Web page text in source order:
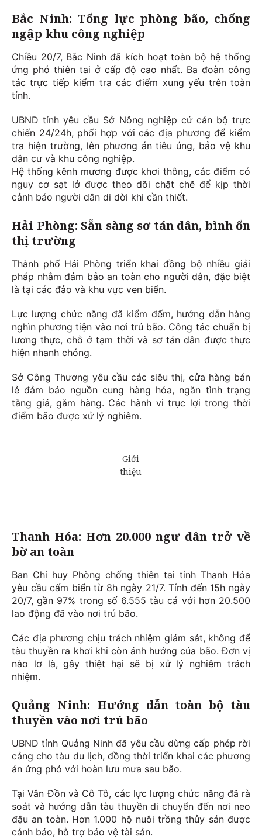
Bắc Ninh: Tổng lực phòng bão, chống
ngập khu công nghiệp
Chiều 20/7, Bắc Ninh đã kích hoạt toàn bộ hệ thống
ứng phó thiên tai ở cấp độ cao nhất. Ba đoàn công
tác trực tiếp kiểm tra các điểm xung yếu trên toàn
tỉnh.
UBND tỉnh yêu cầu Sở Nông nghiệp cử cán bộ trực
chiến 24/24h, phối hợp với các địa phương để kiểm
tra hiện trường, lên phương án tiêu úng, bảo vệ khu
dân cư và khu công nghiệp.
Hệ thống kênh mương được khơi thông, các điểm có
nguy cơ sạt lở được theo dõi chặt chẽ để kịp thời
cảnh báo người dân di dời khi cần thiết.
Hải Phòng: Sẵn sàng sơ tán dân, bình ổn
thị trường
Thành phố Hải Phòng triển khai đồng bộ nhiều giải
pháp nhằm đảm bảo an toàn cho người dân, đặc biệt
là tại các đảo và khu vực ven biển.
Lực lượng chức năng đã kiểm đếm, hướng dẫn hàng
nghìn phương tiện vào nơi trú bão. Công tác chuẩn bị
lương thực, chỗ ở tạm thời và sơ tán dân được thực
hiện nhanh chóng.
Sở Công Thương yêu cầu các siêu thị, cửa hàng bán
lẻ đảm bảo nguồn cung hàng hóa, ngăn tình trạng
tăng giá, găm hàng. Các hành vi trục lợi trong thời
điểm bão được xử lý nghiêm.
Thanh Hóa: Hơn 20.000 ngư dân trở về
bờ an toàn
Ban Chỉ huy Phòng chống thiên tai tỉnh Thanh Hóa
yêu cầu cấm biển từ 8h ngày 21/7. Tính đến 15h ngày
20/7, gần 97% trong số 6.555 tàu cá với hơn 20.500
lao động đã vào nơi trú bão.
Các địa phương chịu trách nhiệm giám sát, không để
tàu thuyền ra khơi khi còn ảnh hưởng của bão. Đơn vị
nào lơ là, gây thiệt hại sẽ bị xử lý nghiêm trách
nhiệm.
Quảng Ninh: Hướng dẫn toàn bộ tàu
thuyền vào nơi trú bão
UBND tỉnh Quảng Ninh đã yêu cầu dừng cấp phép rời
cảng cho tàu du lịch, đồng thời triển khai các phương
án ứng phó với hoàn lưu mưa sau bão.
Tại Vân Đồn và Cô Tô, các lực lượng chức năng đã rà
soát và hướng dẫn tàu thuyền di chuyển đến nơi neo
đậu an toàn. Hơn 1.000 hộ nuôi trồng thủy sản được
cảnh báo, hỗ trợ bảo vệ tài sản.